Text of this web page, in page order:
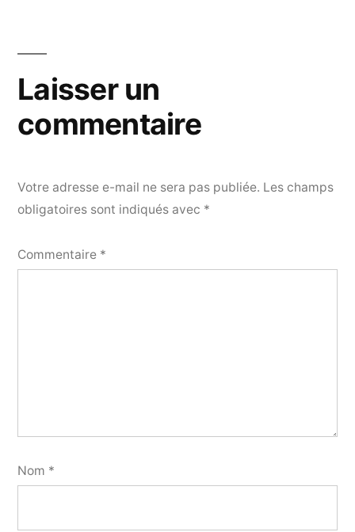
Laisser un
commentaire
Votre adresse e-mail ne sera pas publiée. Les champs
obligatoires sont indiqués avec *
Commentaire *
Nom *